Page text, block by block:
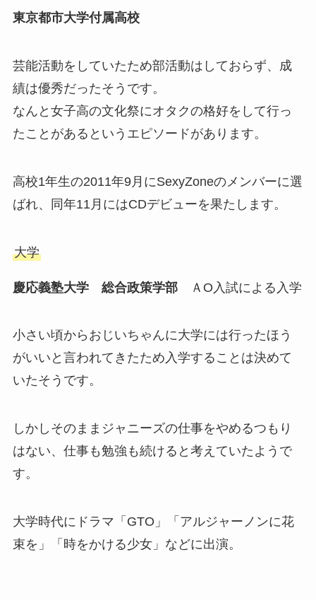
東京都市大学付属高校
芸能活動をしていたため部活動はしておらず、成
績は優秀だったそうです。
なんと女子高の文化祭にオタクの格好をして行っ
たことがあるというエピソードがあります。
高校1年生の2011年9月にSexyZoneのメンバーに選
ばれ、同年11月にはCDデビューを果たします。
大学
慶応義塾大学 総合政策学部ＡO入試による入学
小さい頃からおじいちゃんに大学には行ったほう
がいいと言われてきたため入学することは決めて
いたそうです。
しかしそのままジャニーズの仕事をやめるつもり
はない、仕事も勉強も続けると考えていたようで
す。
大学時代にドラマ「GTO」「アルジャーノンに花
束を」「時をかける少女」などに出演。